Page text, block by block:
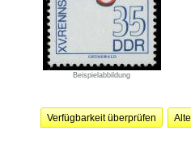
Beispielabbildung
Verfügbarkeit überprüfen